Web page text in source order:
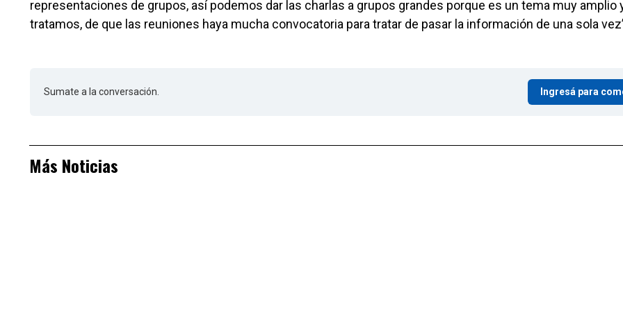
representaciones de grupos, así podemos dar las charlas a grupos grandes porque es un tema muy amplio
tratamos, de que las reuniones haya mucha convocatoria para tratar de pasar la información de una sola
Sumate a la conversación. Ingresá para
Más Noticias